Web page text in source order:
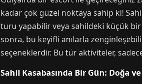
kadar çok güzel noktaya sahip ki!
turu yapabilir veya sahildeki küçük
sonra, bu keyifli anılarla
seçeneklerdir. Bu tür aktiviteler,
Sahil Kasabasında Bir Gün: Doğa